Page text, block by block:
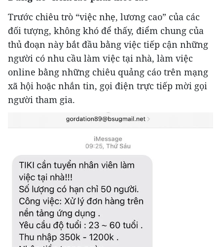
Trước chiêu trò “việc nhẹ, lương cao” của các
đối tượng, không khó để thấy, điểm chung của
thủ đoạn này bắt đầu bằng việc tiếp cận những
người có nhu cầu làm việc tại nhà, làm việc
online bằng những chiêu quảng cáo trên mạng
xã hội hoặc nhắn tin, gọi điện trực tiếp mời gọi
người tham gia.